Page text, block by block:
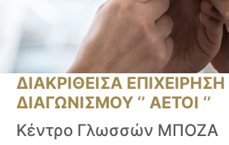
ΔΙΑΚΡΙΘΕΙΣΑ
ΔΙΑΓΩΝΙΣΜΟΥ ‘’ ΑΕΤΟΙ ‘’
Κέντρο Γλωσσών ΜΠΟΖΑ